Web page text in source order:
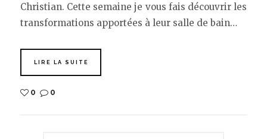
Christian. Cette semaine je vous fais découvrir les
transformations apportées à leur salle de bain…
LIRE LA SUITE
0 0